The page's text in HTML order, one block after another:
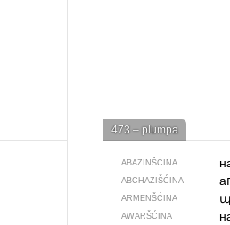
473 – plumpa
ABAZINŠĆINA
ABCHAZIŠĆINA
ARMENŠĆINA
AWARŠĆINA